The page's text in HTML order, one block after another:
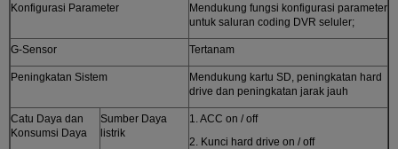
Konfigurasi Parameter
Mendukung fungsi konfigurasi parameter
untuk saluran coding DVR seluler;
G-Sensor Tertanam
Peningkatan Sistem
Mendukung kartu SD, peningkatan hard
drive dan peningkatan jarak jauh
Catu Daya dan
Konsumsi Daya
Sumber Daya
listrik
1. ACC on / off
2. Kunci hard drive on / off